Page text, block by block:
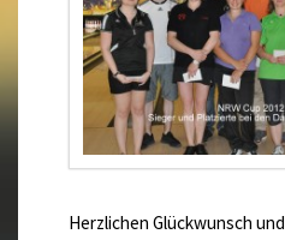
Herzlichen Glückwunsch